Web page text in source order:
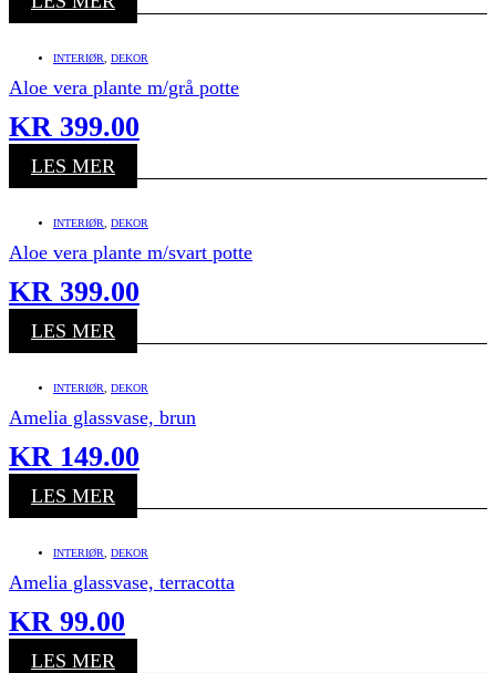
INTERIØR DEKOR
Aloe vera plante m/grå potte
KR 399.00
LES MER
INTERIØR DEKOR
Aloe vera plante m/svart potte
KR 399.00
LES MER
INTERIØR DEKOR
Amelia glassvase, brun
KR 149.00
LES MER
INTERIØR DEKOR
Amelia glassvase, terracotta
KR 99.00
LES MER